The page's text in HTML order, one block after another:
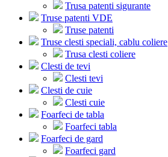
Trusa patenti sigurante
Truse patenti VDE
Truse patenti
Truse clesti speciali, cablu coliere
Trusa clesti coliere
Clesti de tevi
Clesti tevi
Clesti de cuie
Clesti cuie
Foarfeci de tabla
Foarfeci tabla
Foarfeci de gard
Foarfeci gard